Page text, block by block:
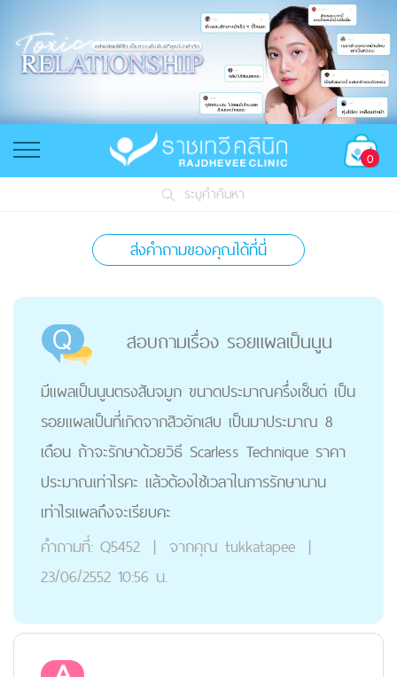
0
ระบุคำค้นหา
ส่งคำถามของคุณได้ที่นี่
สอบถามเรื่อง รอยแผลเป็นนูน
มีแผลเป็นนูนตรงสันจมูก ขนาดประมาณครึ่งเซ็นต์ เป็น
รอยแผลเป็นที่เกิดจากสิวอักเสบ เป็นมาประมาณ 8
เดือน ถ้าจะรักษาด้วยวิธี Scarless Technique ราคา
ประมาณเท่าไรคะ แล้วต้องใช้เวลาในการรักษานาน
เท่าไรแผลถึงจะเรียบคะ
คำถามที่: Q5452 | จากคุณ tukkatapee |
23/06/2552 10:56 น.